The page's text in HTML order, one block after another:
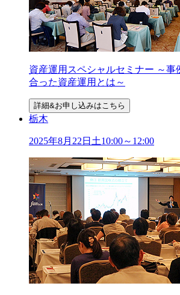
資産運用スペシャルセミナー ～事
合った資産運用とは～
詳細&お申し込みはこちら
栃木
2025年8月 22 日 土10:00～12:00